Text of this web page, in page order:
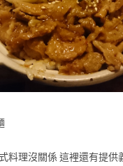
料理沒關係 這裡還有提供